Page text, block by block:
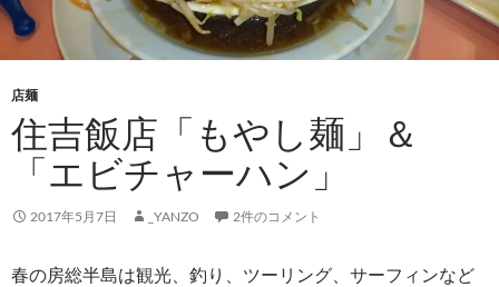
店麺
住吉飯店「もやし麺」＆
「エビチャーハン」
2017年5月7日 _YANZO 2件のコメント
春の房総半島は観光、釣り、ツーリング、サーフィンなど